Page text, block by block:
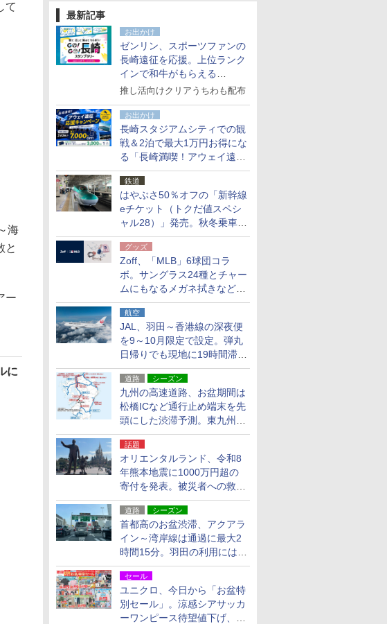
最新記事
お出かけ
ゼンリン、スポーツファンの
長崎遠征を応援。上位ランク
インで和牛がもらえる
「GO！GO！長崎スタンプラ
推し活向けクリアうちわも配布
お出かけ
長崎スタジアムシティでの観
戦＆2泊で最大1万円お得にな
る「長崎満喫！アウェイ遠征
応援キャンペーン」
鉄道
はやぶさ50％オフの「新幹線
eチケット（トクだ値スペシ
ャル28）」発売。秋冬乗車
分、えきねっと限定
グッズ
Zoff、「MLB」6球団コラ
ボ。サングラス24種とチャー
ムにもなるメガネ拭きなど雑
貨24種
航空
JAL、羽田～香港線の深夜便
を9～10月限定で設定。弾丸
日帰りでも現地に19時間滞在
できる
道路 シーズン
九州の高速道路、お盆期間は
松橋ICなど通行止め端末を先
頭にした渋滞予測。東九州道
への迂回は料金調整を実施
話題
オリエンタルランド、令和8
年熊本地震に1000万円超の
寄付を発表。被災者への救援
活動・復旧支援
道路 シーズン
首都高のお盆渋滞、アクアラ
イン～湾岸線は通過に最大2
時間15分。羽田の利用には
「空港西出口」の利用検討を
セール
ユニクロ、今日から「お盆特
別セール」。涼感シアサッカ
ーワンピース待望値下げ、撥
て
海
と
ー
に